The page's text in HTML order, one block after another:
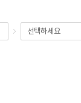
선택하세요